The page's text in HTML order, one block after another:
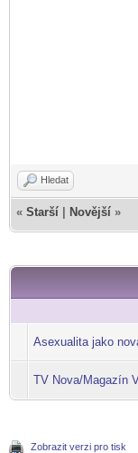
Hledat
« Starší Novější »
Asexualita jako
TV Nova/Magazín
Zobrazit verzi pro tisk